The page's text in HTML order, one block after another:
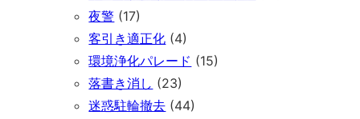
夜警 (17)
客引き適正化 (4)
環境浄化パレード (15)
落書き消し (23)
迷惑駐輪撤去 (44)